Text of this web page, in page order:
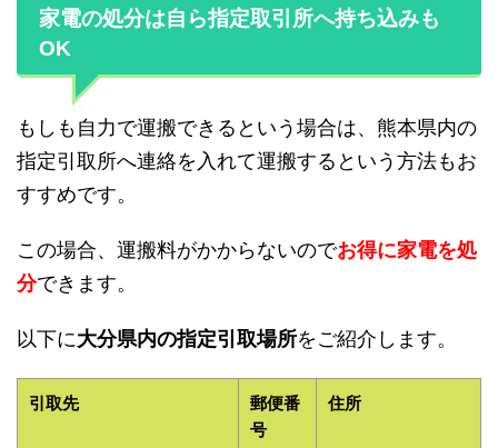
家電の処分は自ら指定取引所へ持ち込みも
OK
もしも自力で運搬できるという場合は、熊本県内の
指定引取所へ連絡を入れて運搬するという方法もお
すすめです。
この場合、運搬料がかからないのでお得に家電を処
分できます。
以下に大分県内の指定引取場所をご紹介します。
引取先
郵便番
号
住所